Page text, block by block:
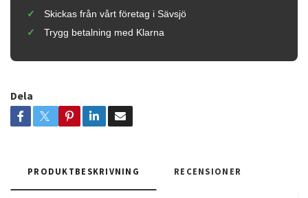
Skickas från vårt företag i Sävsjö
Trygg betalning med Klarna
Dela
PRODUKTBESKRIVNING RECENSIONER